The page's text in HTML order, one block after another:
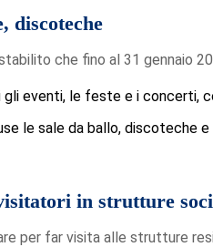
discoteche
che fino al 31 gennaio
eventi, le feste e i concerti,
le sale da ballo, discoteche
in strutture
per far visita alle strutture